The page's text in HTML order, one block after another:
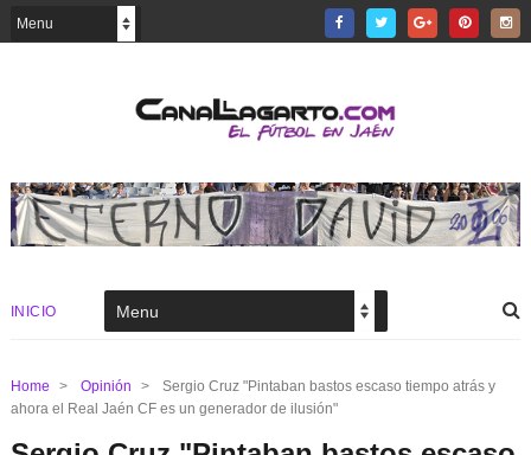
INICIO
Home > Opinión >
Sergio Cruz "Pintaban bastos escaso tiempo atrás y
ahora el Real Jaén CF es un generador de ilusión"